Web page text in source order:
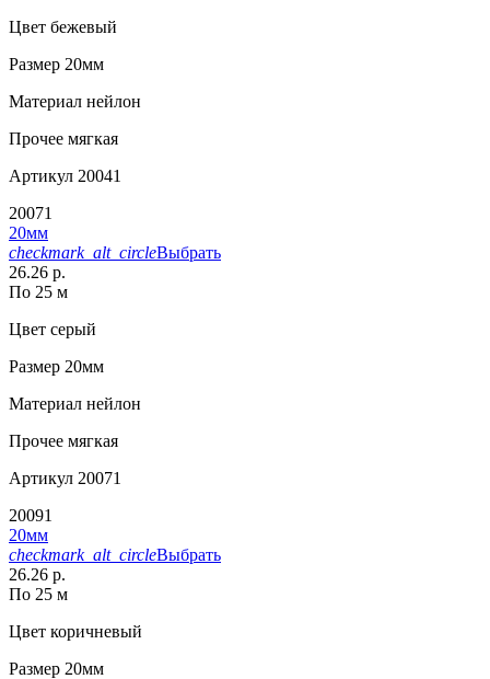
Цвет бежевый
Размер 20мм
Материал нейлон
Прочее мягкая
Артикул 20041
20071
20мм
checkmark_alt_circleВыбрать
26.26 р.
По 25 м
Цвет серый
Размер 20мм
Материал нейлон
Прочее мягкая
Артикул 20071
20091
20мм
checkmark_alt_circleВыбрать
26.26 р.
По 25 м
Цвет коричневый
Размер 20мм